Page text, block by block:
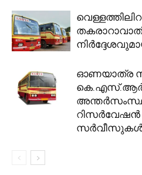
ഓണയാത്ര
സർവീസുകൾ